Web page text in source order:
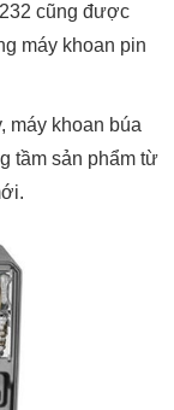
cũng được
máy khoan pin
máy khoan búa
tầm sản phẩm từ